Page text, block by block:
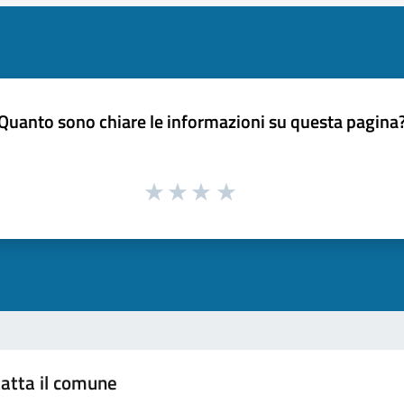
sono chiare le informazioni su questa
il comune